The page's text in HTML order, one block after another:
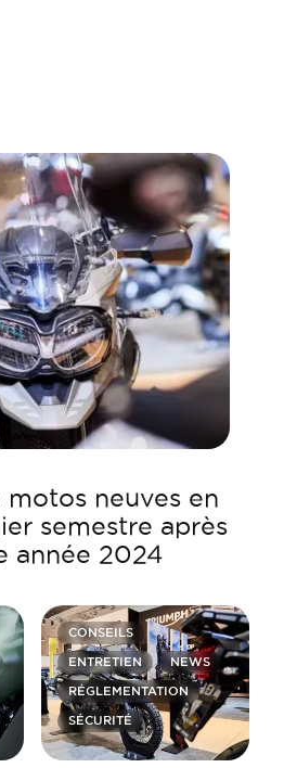
motos neuves en
semestre après
année 2024
CONSEILS
ENTRETIEN NEWS
RÉGLEMENTATION
SÉCURITÉ